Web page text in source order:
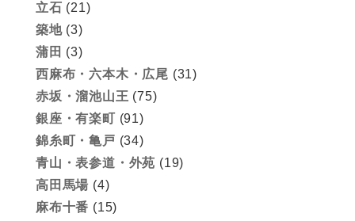
立石 (21)
築地(3)
蒲田 (3)
西麻布・六本木・広尾 (31)
赤坂・溜池山王 (75)
銀座・有楽町 (91)
錦糸町・亀戸 (34)
青山・表参道・外苑 (19)
高田馬場 (4)
麻布十番 (15)